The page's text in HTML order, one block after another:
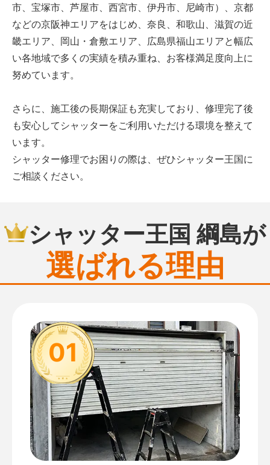
市、宝塚市、芦屋市、西宮市、伊丹市、尼崎市）、京都
などの京阪神エリアをはじめ、奈良、和歌山、滋賀の近
畿エリア、岡山・倉敷エリア、広島県福山エリアと幅広
い各地域で多くの実績を積み重ね、お客様満足度向上に
努めています。
さらに、施工後の長期保証も充実しており、修理完了後
も安心してシャッターをご利用いただける環境を整えて
います。
シャッター修理でお困りの際は、ぜひシャッター王国に
ご相談ください。
シャッター王国 綱島が
選ばれる理由
01